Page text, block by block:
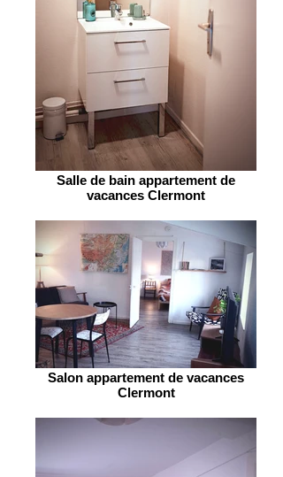
Salle de bain appartement de
vacances Clermont
Salon appartement de vacances
Clermont